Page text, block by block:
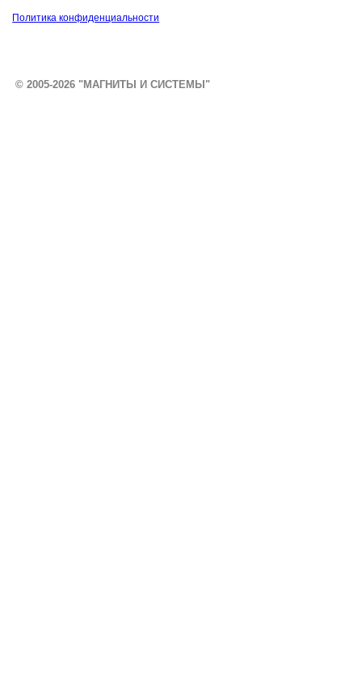
Политика конфиденциальности
© 2005-2026 "МАГНИТЫ И СИСТЕМЫ"